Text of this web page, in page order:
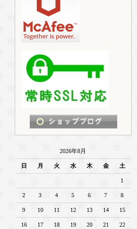
2026年8月
日 月 火 水 木 金 土
1
2 3 4 5 6 7 8
9 10 11 12 13 14 15
16 17 18 19 20 21 22